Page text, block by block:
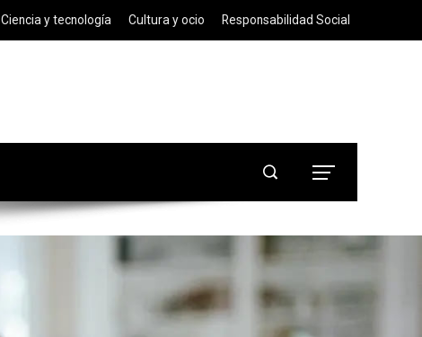
Ciencia y tecnología Cultura y ocio Responsabilidad Social